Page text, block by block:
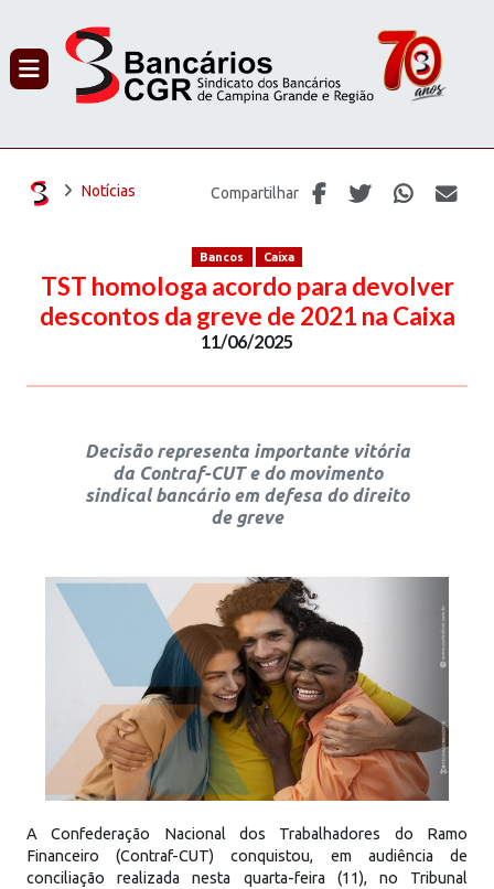
Notícias Compartilhar
Bancos Caixa
TST homologa acordo para devolver
descontos da greve de 2021 na Caixa
11/06/2025
Decisão representa importante vitória
da Contraf-CUT e do movimento
sindical bancário em defesa do direito
de greve
A Confederação Nacional dos Trabalhadores do Ramo
Financeiro (Contraf-CUT) conquistou, em audiência de
conciliação realizada nesta quarta-feira (11), no Tribunal